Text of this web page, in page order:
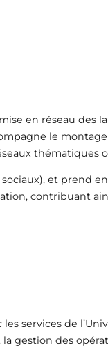
en réseau des
le
thématiques
et prend
contribuant
services de
gestion des